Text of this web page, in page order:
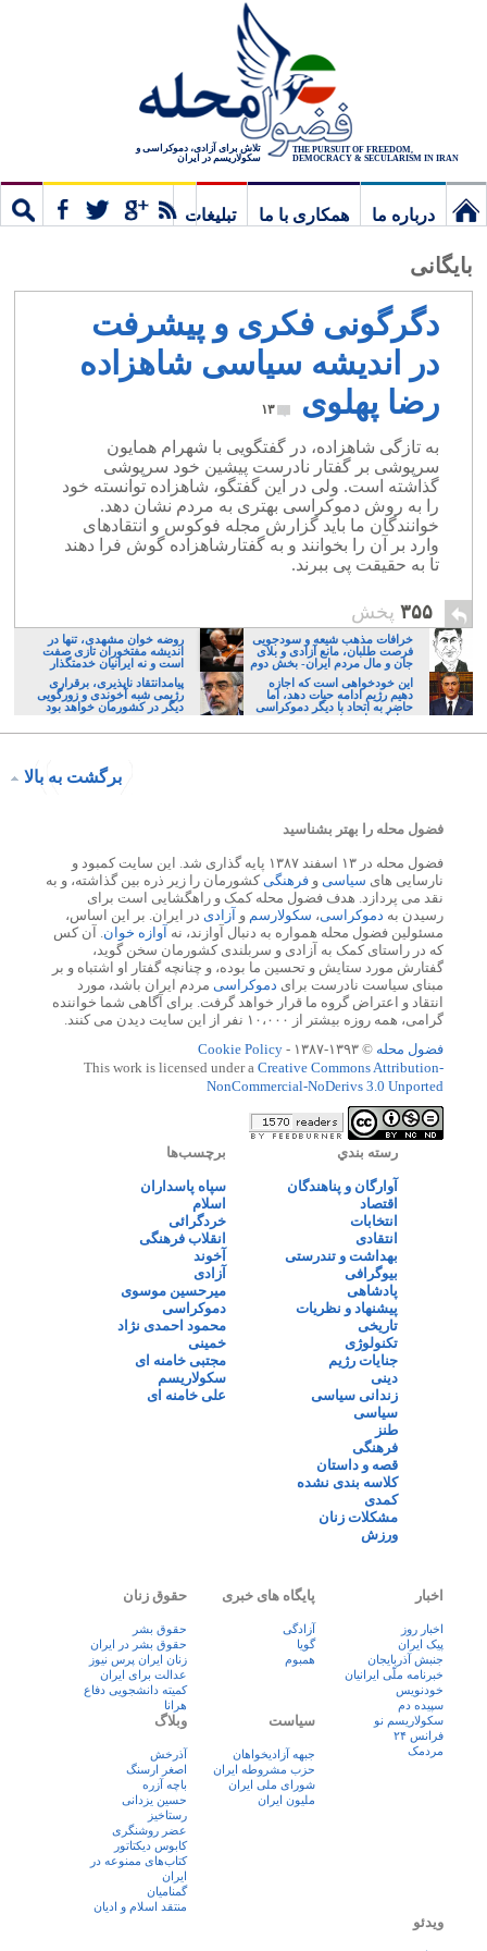
THE PURSUIT OF FREEDOM,
DEMOCRACY & SECULARISM IN IRAN
تلاش برای آزادی، دموکراسی و
سکولاریسم در ایران
درباره ما همکاری با ما
تبلیغات
بایگانی
دگرگونی فکری و پیشرفت
در اندیشه سیاسی شاهزاده
رضا پهلوی
۱۳
به تازگی شاهزاده، در گفتگویی با شهرام همایون
سرپوشی بر گفتار نادرست پیشین خود سرپوشی
گذاشته است. ولی در این گفتگو، شاهزاده توانسته خود
را به روش دموکراسی بهتری به مردم نشان دهد.
خوانندگان ما باید گزارش مجله فوکوس و انتقادهای
وارد بر آن را بخوانند و به گفتارشاهزاده گوش فرا دهند
تا به حقیقت پی ببرند.
۳۵۵ پخش
خرافات مذهب شیعه و سودجویی
فرصت طلبان، مانع آزادی و بلای
جان و مال مردم ایران- بخش دوم
روضه خوان مشهدی، تنها در
اندیشه مفتخوران تازی صفت
است و نه ایرانیان خدمتگذار
این خودخواهی است که اجازه
دهیم رژیم ادامه حیات دهد، اما
حاضر به اتحاد با دیگر دموکراسی
خواهان نباشیم!
پیامدانتقاد ناپذیری، برقراری
رژیمی شبه آخوندی و زورگویی
دیگر در کشورمان خواهد بود
برگشت به بالا
فضول محله را بهتر بشناسید
فضول محله در ۱۳ اسفند ۱۳۸۷ پایه گذاری شد. این سایت کمبود و
نارسایی های سیاسی و فرهنگیکشورمان را زیر ذره بین گذاشته، و به
نقد می پردازد. هدف فضول محله کمک و راهگشایی است برای
رسیدن به دموکراسی، سکولارسم و آزادی در ایران. بر این اساس،
مسئولین فضول محله همواره به دنبال آوازند، نه آوازه خوان. آن کس
که در راستای کمک به آزادی و سربلندی کشورمان سخن گوید،
گفتارش مورد ستایش و تحسین ما بوده، و چنانچه گفتار او اشتباه و بر
مبنای سیاست نادرست برای دموکراسی مردم ایران باشد، مورد
انتقاد و اعتراض گروه ما قرار خواهد گرفت. برای آگاهی شما خواننده
گرامی، همه روزه بیشتر از ۱۰،۰۰۰ نفر از این سایت دیدن می کنند.
فضول محله © ۱۳۹۳-۱۳۸۷ -
Cookie Policy
This work is licensed under a Creative Commons Attribution-
NonCommercial-NoDerivs 3.0 Unported
رسته بندي
آوارگان و پناهندگان
اقتصاد
انتخابات
انتقادی
بهداشت و تندرستی
بیوگرافی
پادشاهی
پیشنهاد و نظریات
تاریخی
تکنولوژی
جنایات رژیم
دینی
زندانی سیاسی
سیاسی
طنز
فرهنگی
قصه و داستان
کلاسه بندی نشده
کمدی
مشکلات زنان
ورزش
برچسب‌ها
سپاه پاسداران
اسلام
خردگرائی
انقلاب فرهنگی
آخوند
آزادی
میرحسین موسوی
دموکراسی
محمود احمدی نژاد
خمینی
مجتبی خامنه ای
سکولاریسم
علی خامنه ای
اخبار
اخبار روز
پيک ايران
جنبش آذربایجان
خبرنامه ملّی ایرانیان
خودنویس
سپیده دم
سکولاریسم نو
فرانس ۲۴
مردمک
پایگاه های خبری
آزادگی
گویا
همبوم
حقوق زنان
حقوق بشر
حقوق بشر در ایران
زنان ايران پرس نيوز
عدالت برای ایران
کمیته دانشجویی دفاع
هرانا
سیاست
جبهه آزادیخواهان
حزب مشروطه ایران
شورای ملی ایران
ملیون ایران
وبلاگ
آذرخش
اصغر ارسنگ
باچه آزره
حسین یزدانی
رستاخیز
عضر روشنگری
کابوس دیکتاتور
کتاب‌های ممنوعه در
ایران
گمنامیان
منتقد اسلام و ادیان
ویدئو